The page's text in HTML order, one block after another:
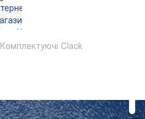
Комплектуючі Clack